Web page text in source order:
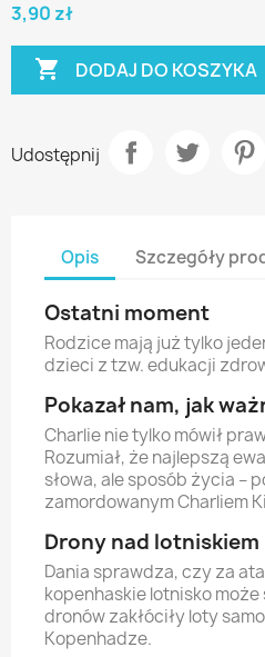
3,90 zł
 DODAJ DO KOSZYKA
Udostępnij
Opis Szczegóły
Ostatni moment
Rodzice mają już tylko
dzieci z tzw. edukacji
Pokazał nam, jak
Charlie nie tylko mówił
Rozumiał, że najlepszą
słowa, ale sposób życia –
zamordowanym Charliem
Drony nad lotniskiem
Dania sprawdza, czy za
kopenhaskie lotnisko może
dronów zakłóciły loty
Kopenhadze.